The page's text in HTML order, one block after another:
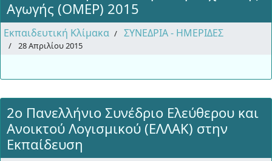
Αγωγής (ΟΜΕΡ) 2015
Εκπαιδευτική Κλίμακα ΣΥΝΕΔΡΙΑ - ΗΜΕΡΙΔΕΣ
28 Απριλίου 2015
2ο Πανελλήνιο Συνέδριο Ελεύθερου και
Ανοικτού Λογισμικού (ΕΛΛΑΚ) στην
Εκπαίδευση